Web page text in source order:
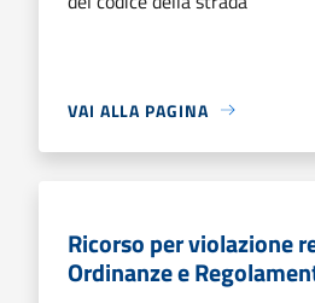
VAI ALLA PAGINA
Ricorso per violazione
Ordinanze e